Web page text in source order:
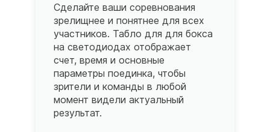
Сделайте ваши соревнования
зрелищнее и понятнее для всех
участников. Табло для для бокса
на светодиодах отображает
счет, время и основные
параметры поединка, чтобы
зрители и команды в любой
момент видели актуальный
результат.